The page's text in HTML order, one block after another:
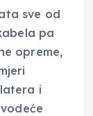
sve od
pa
opreme,
i